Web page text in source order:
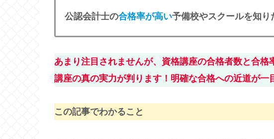
公認会計士の合格率が高い予備校やスクールを知り
あまり注目されませんが、資格講座の合格者数と合格
講座の真の実力が判ります！明確な合格への近道が一
この記事でわかること